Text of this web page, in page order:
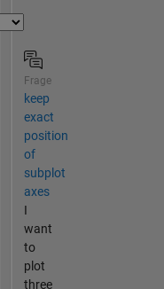
Frage
keep
exact
position
of
subplot
axes
I
want
to
plot
three